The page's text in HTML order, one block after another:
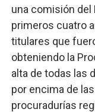
una comisión del
primeros cuatro
titulares que
obteniendo la
alta de todas las
por encima de
procuradurías